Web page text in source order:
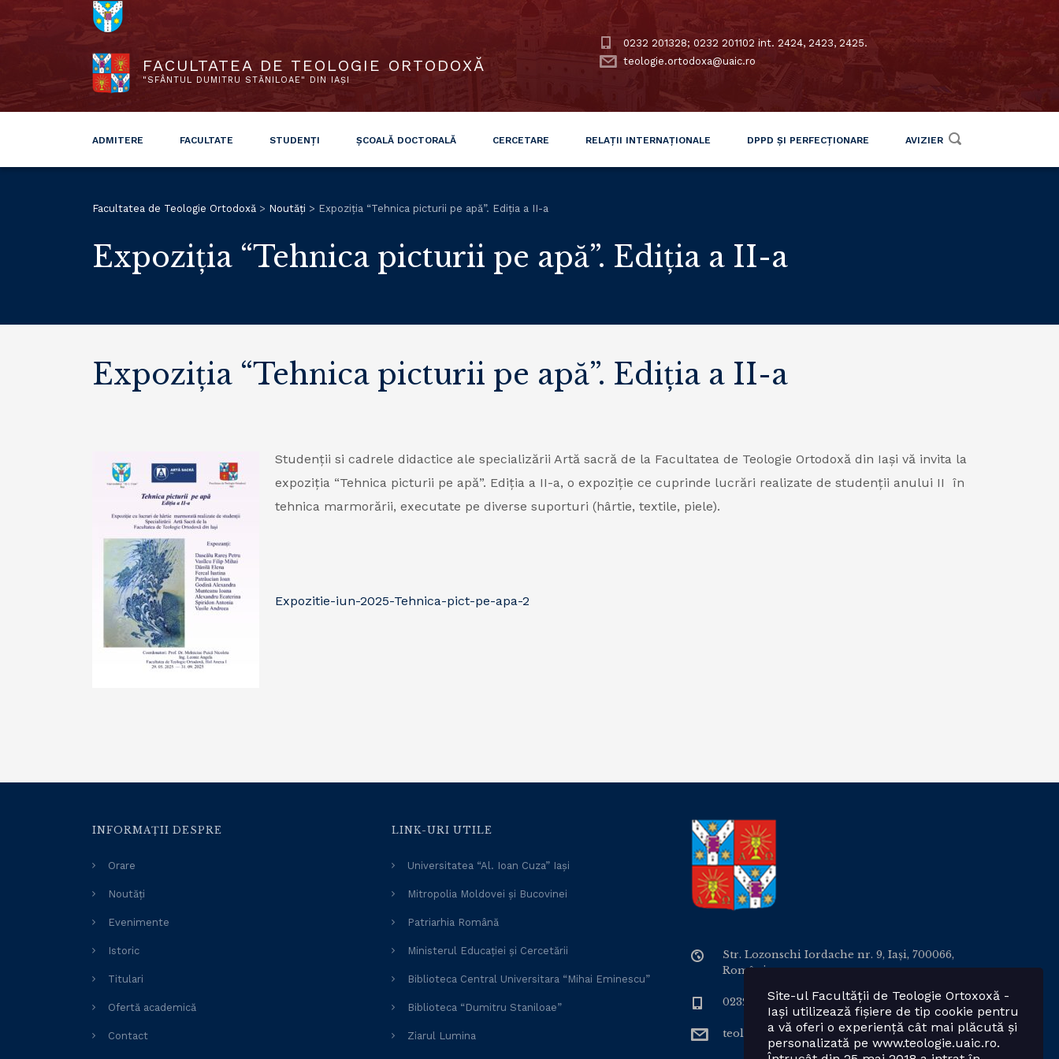
FACULTATEA DE TEOLOGIE ORTODOXĂ
"SFÂNTUL DUMITRU STĂNILOAE" DIN IAȘI
0232 201328; 0232 201102 int. 2424, 2423, 2425.
teologie.ortodoxa@uaic.ro
ADMITERE FACULTATE STUDENȚI ȘCOALĂ DOCTORALĂ CERCETARE RELAȚII INTERNAȚIONALE DPPD ȘI PERFECȚIONARE AVIZIER
Facultatea de Teologie Ortodoxă > Noutăți > Expoziția “Tehnica picturii pe apă”. Ediția a II-a
Expoziția “Tehnica picturii pe apă”. Ediția a II-a
Expoziția “Tehnica picturii pe apă”. Ediția a II-a
Studenții si cadrele didactice ale specializării Artă sacră de la Facultatea de Teologie Ortodoxă din Iași vă invita la
expoziția “Tehnica picturii pe apă”. Ediția a II-a, o expoziție ce cuprinde lucrări realizate de studenții anului II în
tehnica marmorării, executate pe diverse suporturi (hârtie, textile, piele).
Expozitie-iun-2025-Tehnica-pict-pe-apa-2
INFORMAȚII DESPRE
Orare
Noutăți
Evenimente
Istoric
Titulari
Ofertă academică
Contact
LINK-URI UTILE
Universitatea “Al. Ioan Cuza” Iași
Mitropolia Moldovei și Bucovinei
Patriarhia Română
Ministerul Educației și Cercetării
Biblioteca Central Universitara “Mihai Eminescu”
Biblioteca “Dumitru Staniloae”
Ziarul Lumina
Str. Lozonschi Iordache nr. 9, Iaşi, 700066,
România
0232 201328; 0232 201102 int. 2424, 2423, 2425
teologie.ortodoxa@uaic.ro
Site-ul Facultății de Teologie Ortoxoxă -
Iași utilizează fișiere de tip cookie pentru
a vă oferi o experiență cât mai plăcută și
personalizată pe www.teologie.uaic.ro.